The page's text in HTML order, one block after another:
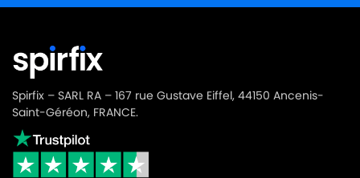
MIELE
MIELE
MIELE
MIELE ALLERVAC SENSOR 2000
MIELE
MIELE ALLERVAC SENSOR 5000
MIELE
MIELE ALU LIMITED EDITION
Spirfix – SARL RA – 167 rue Gustave Eiffel, 44150 Ancenis-
Saint-Géréon, FRANCE.